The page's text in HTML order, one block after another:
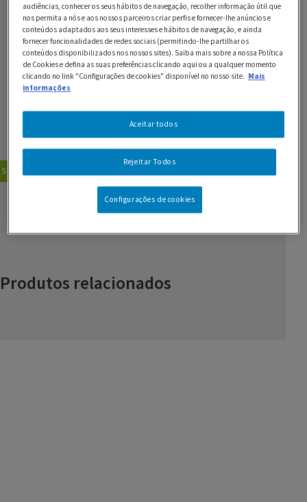
100 g de Chocolate Preto 70% NESTLÉ Sobremesas
30 g de açúcar
2 c. de sopa de nozes pecan
GUARDAR RECEITA
Sobremesas
Produtos relacionados
audiências, conhecer os seus hábitos de navegação, recolher informação útil que
nos permita a nós e aos nossos parceiros criar perfis e fornecer-lhe anúncios e
conteúdos adaptados aos seus interesses e hábitos de navegação, e ainda
fornecer funcionalidades de redes sociais (permitindo-lhe partilhar os
conteúdos disponibilizados nos nossos sites). Saiba mais sobre a nossa Política
de Cookies e defina as suas preferências clicando aqui ou a qualquer momento
clicando no link "Configurações de cookies" disponível no nosso site. Mais
informações
Rejeitar Todos
Aceitar todos
Configurações de cookies